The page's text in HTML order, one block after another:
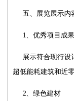
五、展览展示内
1、优秀项目成果
展示符合现行设
超低能耗建筑和近
2、绿色建材